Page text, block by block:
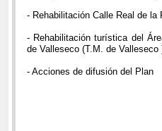
- Rehabilitación Calle Real de la
- Rehabilitación turística del
de Valleseco (T.M. de Valleseco
- Acciones de difusión del Plan